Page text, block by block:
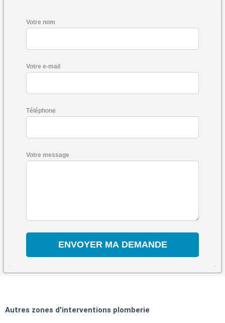
Votre nom
Votre e-mail
Téléphone
Votre message
Autres zones d'interventions plomberie